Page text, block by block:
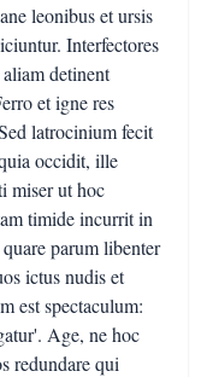
leonibus et ursis
Interfectores
detinent
et igne res
latrocinium fecit
occidit, ille
miser ut hoc
timide incurrit in
parum libenter
ictus nudis et
est spectaculum:
Age, ne hoc
redundare qui